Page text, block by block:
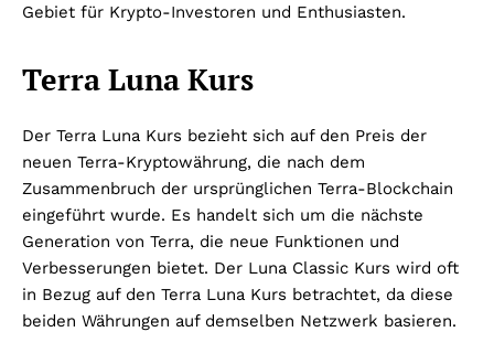
Gebiet für Krypto-Investoren und Enthusiasten.
Terra Luna Kurs
Der Terra Luna Kurs bezieht sich auf den Preis der
neuen Terra-Kryptowährung, die nach dem
Zusammenbruch der ursprünglichen Terra-Blockchain
eingeführt wurde. Es handelt sich um die nächste
Generation von Terra, die neue Funktionen und
Verbesserungen bietet. Der Luna Classic Kurs wird oft
in Bezug auf den Terra Luna Kurs betrachtet, da diese
beiden Währungen auf demselben Netzwerk basieren.